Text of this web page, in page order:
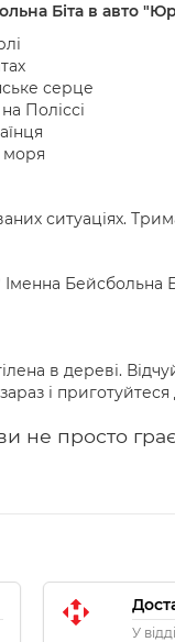
Біта в авто
серце
Поліссі
моря
ситуаціях.
Іменна
в дереві.
і
не просто
У